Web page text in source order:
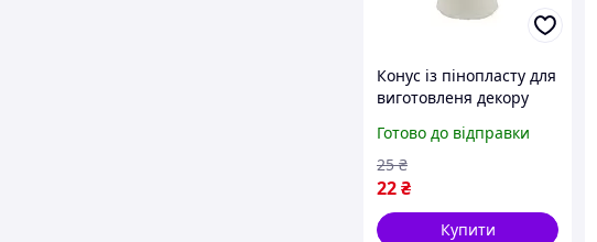
Конус із пінопласту для
виготовленя декору
Готово до відправки
22₴
25 ₴
Купити